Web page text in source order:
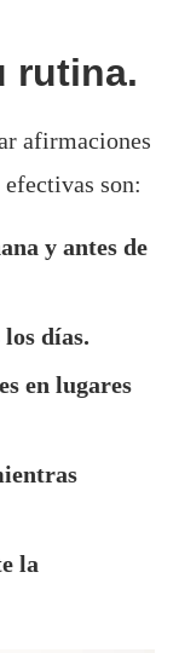
rutina.
afirmaciones
son:
y antes de
días.
en lugares
la